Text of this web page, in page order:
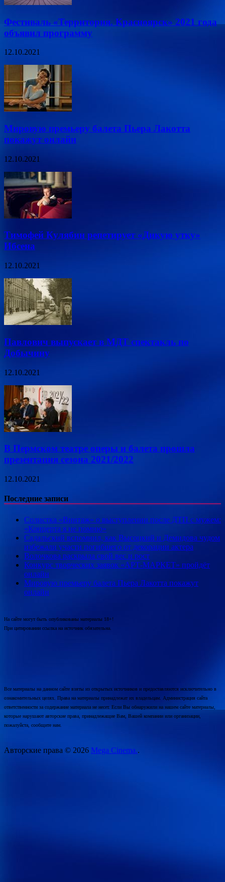
Фестиваль «Территория. Красноярск» 2021 года
объявил программу
12.10.2021
Мировую премьеру балета Пьера Лакотта
покажут онлайн
12.10.2021
Тимофей Кулябин репетирует «Дикую утку»
Ибсена
12.10.2021
Павлович выпускает в МДТ спектакль по
Добычину
12.10.2021
В Пермском театре оперы и балета прошла
презентация сезона 2021/2022
12.10.2021
Последние записи
Солистка «Винтаж» о выступлении после ДТП с мужем:
«Концерта я не помню»
Садальский вспомнил, как Высоцкий и Демидова чудом
избежали участи погибшего от декорации актера
Волочкова раскрыла свой вес и рост
Конкурс творческих заявок «АРТ-МАРКЕТ» пройдёт
онлайн
Мировую премьеру балета Пьера Лакотта покажут
онлайн
На сайте могут быть опубликованы материалы 18+!
При цитировании ссылка на источник обязательна.
Все материалы на данном сайте взяты из открытых источников и предоставляются исключительно в
ознакомительных целях. Права на материалы принадлежат их владельцам. Администрация сайта
ответственности за содержание материала не несет. Если Вы обнаружили на нашем сайте материалы,
которые нарушают авторские права, принадлежащие Вам, Вашей компании или организации,
пожалуйста, сообщите нам.
Авторские права © 2026 Mega Cinema..